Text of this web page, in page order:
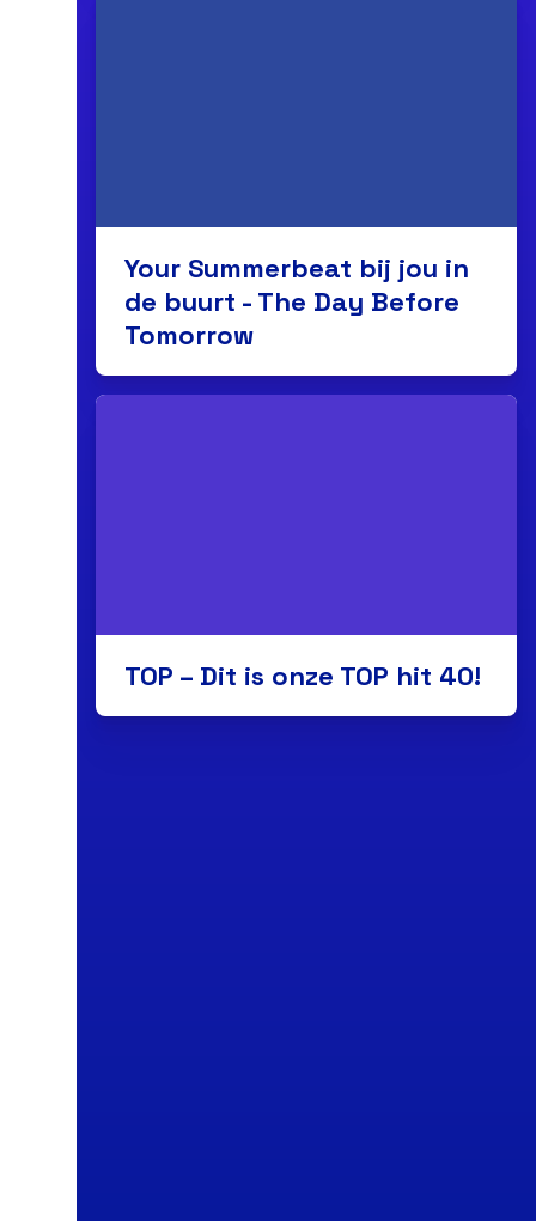
Your Summerbeat bij jou in
de buurt - The Day Before
Tomorrow
TOP – Dit is onze TOP hit 40!